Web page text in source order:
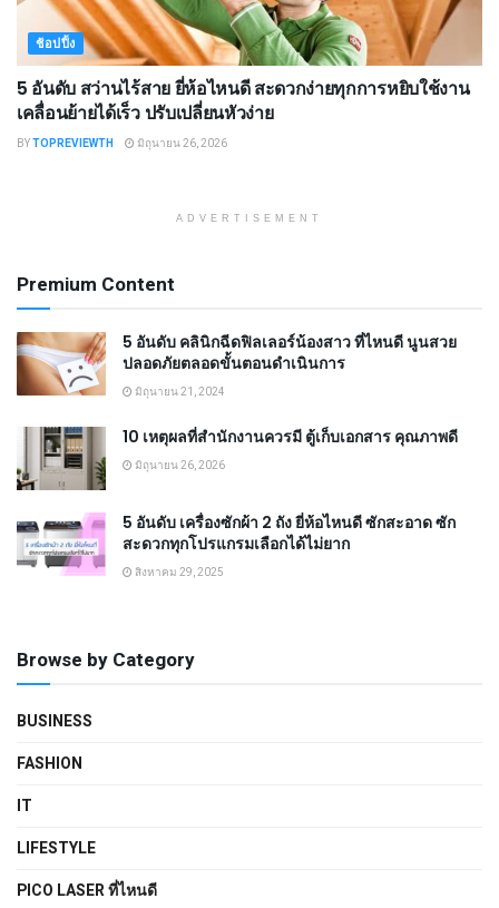
ช้อปปิ้ง
5 อันดับ สว่านไร้สาย ยี่ห้อไหนดี สะดวกง่ายทุกการหยิบใช้งาน
เคลื่อนย้ายได้เร็ว ปรับเปลี่ยนหัวง่าย
BYTOPREVIEWTH มิถุนายน 26, 2026
ADVERTISEMENT
Premium Content
5 อันดับ คลินิกฉีดฟิลเลอร์น้องสาว ที่ไหนดี นูนสวย
ปลอดภัยตลอดขั้นตอนดำเนินการ
มิถุนายน 21, 2024
10 เหตุผลที่สำนักงานควรมี ตู้เก็บเอกสาร คุณภาพดี
มิถุนายน 26, 2026
5 อันดับ เครื่องซักผ้า 2 ถัง ยี่ห้อไหนดี ซักสะอาด ซัก
สะดวกทุกโปรแกรมเลือกได้ไม่ยาก
สิงหาคม 29, 2025
Browse by Category
BUSINESS
FASHION
IT
LIFESTYLE
PICO LASER ที่ไหนดี